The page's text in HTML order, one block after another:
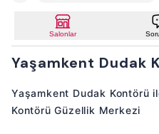
Salonlar
Yaşamkent Dudak
Yaşamkent Dudak Kontörü
Kontörü Güzellik Merkezi